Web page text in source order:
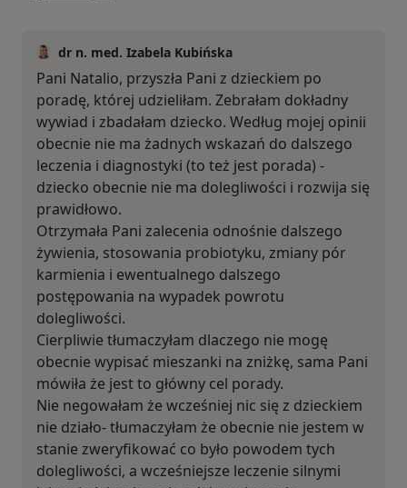
dr n. med. Izabela Kubińska
Pani Natalio, przyszła Pani z dzieckiem po
poradę, której udzieliłam. Zebrałam dokładny
wywiad i zbadałam dziecko. Według mojej opinii
obecnie nie ma żadnych wskazań do dalszego
leczenia i diagnostyki (to też jest porada) -
dziecko obecnie nie ma dolegliwości i rozwija się
prawidłowo.
Otrzymała Pani zalecenia odnośnie dalszego
żywienia, stosowania probiotyku, zmiany pór
karmienia i ewentualnego dalszego
postępowania na wypadek powrotu
dolegliwości.
Cierpliwie tłumaczyłam dlaczego nie mogę
obecnie wypisać mieszanki na zniżkę, sama Pani
mówiła że jest to główny cel porady.
Nie negowałam że wcześniej nic się z dzieckiem
nie działo- tłumaczyłam że obecnie nie jestem w
stanie zweryfikować co było powodem tych
dolegliwości, a wcześniejsze leczenie silnymi